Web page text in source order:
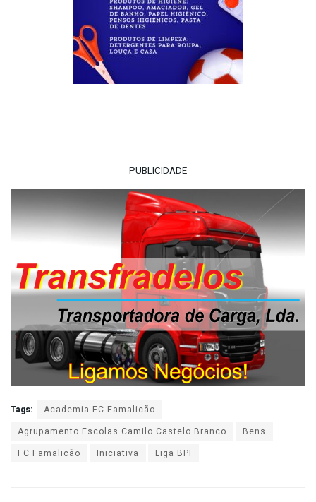
PUBLICIDADE
Tags:
Academia FC Famalicão
Agrupamento Escolas Camilo Castelo Branco
Bens
FC Famalicão
Iniciativa Liga BPI